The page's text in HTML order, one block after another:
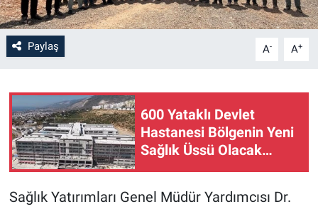
Paylaş A- A+
600 Yataklı Devlet
Hastanesi Bölgenin Yeni
Sağlık Üssü Olacak…
Sağlık Yatırımları Genel Müdür Yardımcısı Dr.